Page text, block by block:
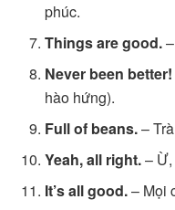
phúc.
Things are good.
Never been better!
hào hứng).
Full of beans.–
Yeah, all right.–
It’s all good.– Mọi